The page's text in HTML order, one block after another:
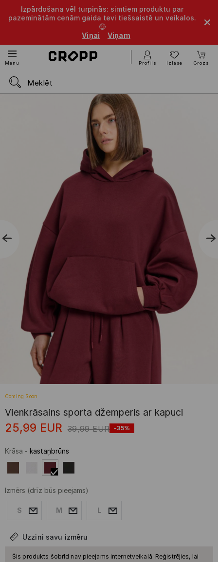
Izpārdošana vēl turpinās: simtiem produktu par
pazeminātām cenām gaida tevi tiešsaistē un veikalos.
🤑
Viņai
Viņam
Menu Profils Izlase Grozs
Coming Soon
Vienkrāsains sporta džemperis ar kapuci
25,99 EUR 39,99 EUR -35%
Krāsa - kastaņbrūns
Izmērs (drīz būs pieejams)
S M L
Uzzini savu izmēru
Šis produkts šobrīd nav pieejams internetveikalā. Reģistrējies, lai